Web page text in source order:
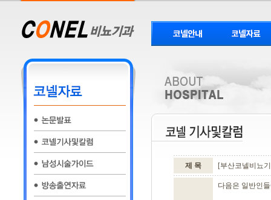
제 목 [부산코넬비뇨
다음은 일반인